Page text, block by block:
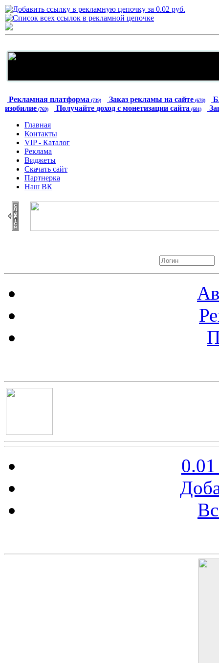
Рекламная платформа (739) Заказ рекламы на сайте (678)
изобилие (769) Получайте доход с монетизации сайта (681)
Главная
Контакты
VIP - Каталог
Реклама
Виджеты
Скачать сайт
Партнерка
Наш ВК